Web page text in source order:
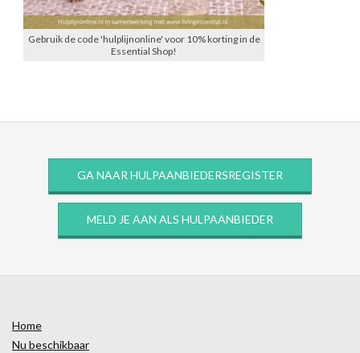
Gebruik de code 'hulplijnonline' voor 10% korting in de
Essential Shop!
GA NAAR HULPAANBIEDERSREGISTER
MELD JE AAN ALS HULPAANBIEDER
Home
Nu beschikbaar